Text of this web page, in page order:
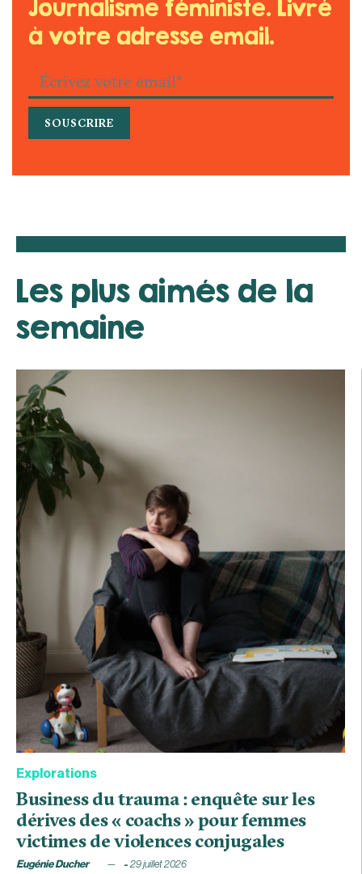
Journalisme féministe. Livré
à votre adresse email.
Les plus aimés de la
semaine
Explorations
Business du trauma : enquête sur les
dérives des « coachs » pour femmes
victimes de violences conjugales
Eugénie Ducher 29 juillet 2026